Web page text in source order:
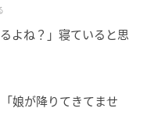
などで分かることも
されやすい。
る。
稿する怖さを知っ
よね？」寝ていると思
娘が降りてきてませ